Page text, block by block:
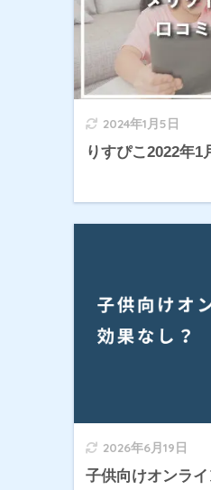
2024年1月5日
りすぴこ2022年1
2026年6月19日
子供向けオンラ